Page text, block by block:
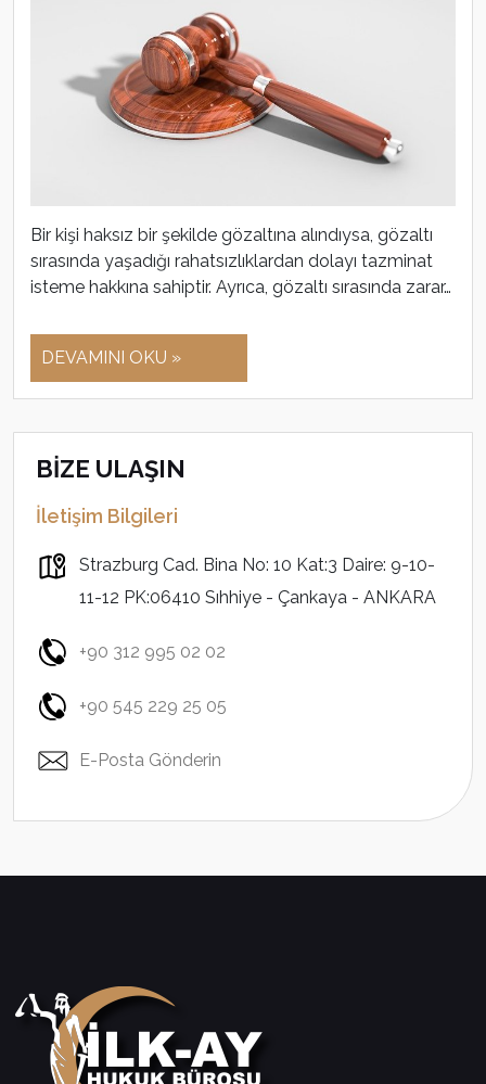
Bir kişi haksız bir şekilde gözaltına alındıysa, gözaltı
sırasında yaşadığı rahatsızlıklardan dolayı tazminat
isteme hakkına sahiptir. Ayrıca, gözaltı sırasında zarar…
DEVAMINI OKU »
BİZE ULAŞIN
İletişim Bilgileri
Strazburg Cad. Bina No: 10 Kat:3 Daire: 9-10-
11-12 PK:06410 Sıhhiye - Çankaya - ANKARA
+90 312 995 02 02
+90 545 229 25 05
E-Posta Gönderin